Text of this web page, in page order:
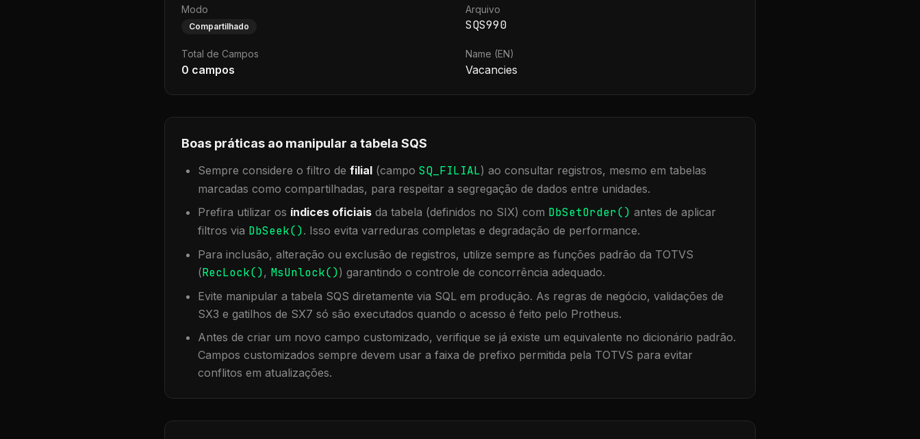
Modo
Compartilhado
Arquivo
SQS990
Total de Campos
0 campos
Name (EN)
Vacancies
Boas práticas ao manipular a tabela SQS
Sempre considere o filtro de filial (campo SQ_FILIAL) ao consultar registros, mesmo em tabelas
marcadas como compartilhadas, para respeitar a segregação de dados entre unidades.
Prefira utilizar os índices oficiais da tabela (definidos no SIX) com DbSetOrder() antes de aplicar
filtros via DbSeek(). Isso evita varreduras completas e degradação de performance.
Para inclusão, alteração ou exclusão de registros, utilize sempre as funções padrão da TOTVS
(RecLock(), MsUnlock()) garantindo o controle de concorrência adequado.
Evite manipular a tabela SQS diretamente via SQL em produção. As regras de negócio, validações de
SX3 e gatilhos de SX7 só são executados quando o acesso é feito pelo Protheus.
Antes de criar um novo campo customizado, verifique se já existe um equivalente no dicionário padrão.
Campos customizados sempre devem usar a faixa de prefixo permitida pela TOTVS para evitar
conflitos em atualizações.